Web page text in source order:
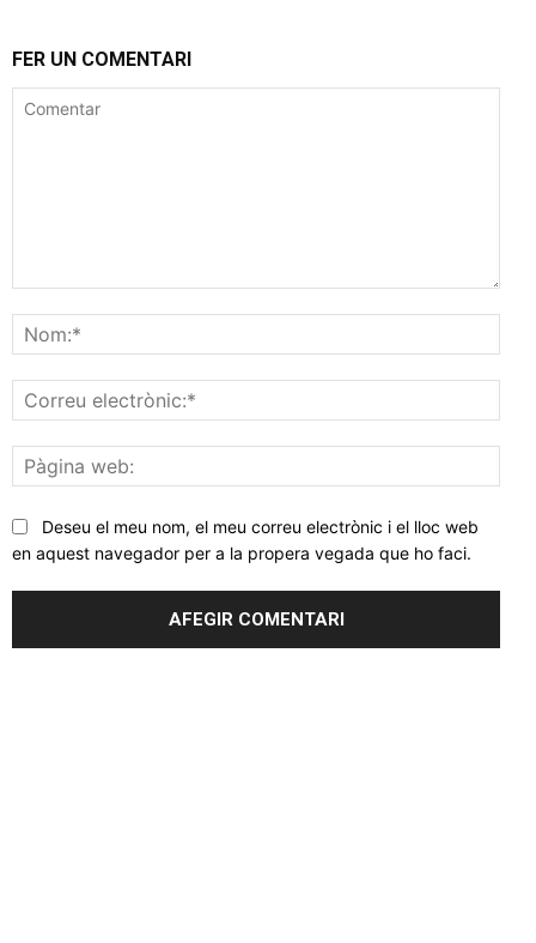
FER UN COMENTARI
web:
Deseu el meu nom, el meu correu electrònic i el lloc web
en aquest navegador per a la propera vegada que ho faci.